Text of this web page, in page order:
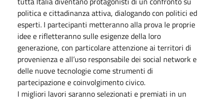
politica e cittadinanza attiva, dialogando con politici ed
esperti. I partecipanti metteranno alla prova le proprie
idee e rifletteranno sulle esigenze della loro
generazione, con particolare attenzione ai territori di
provenienza e all’uso responsabile dei social network e
delle nuove tecnologie come strumenti di
partecipazione e coinvolgimento civico.
I migliori lavori saranno selezionati e premiati in un